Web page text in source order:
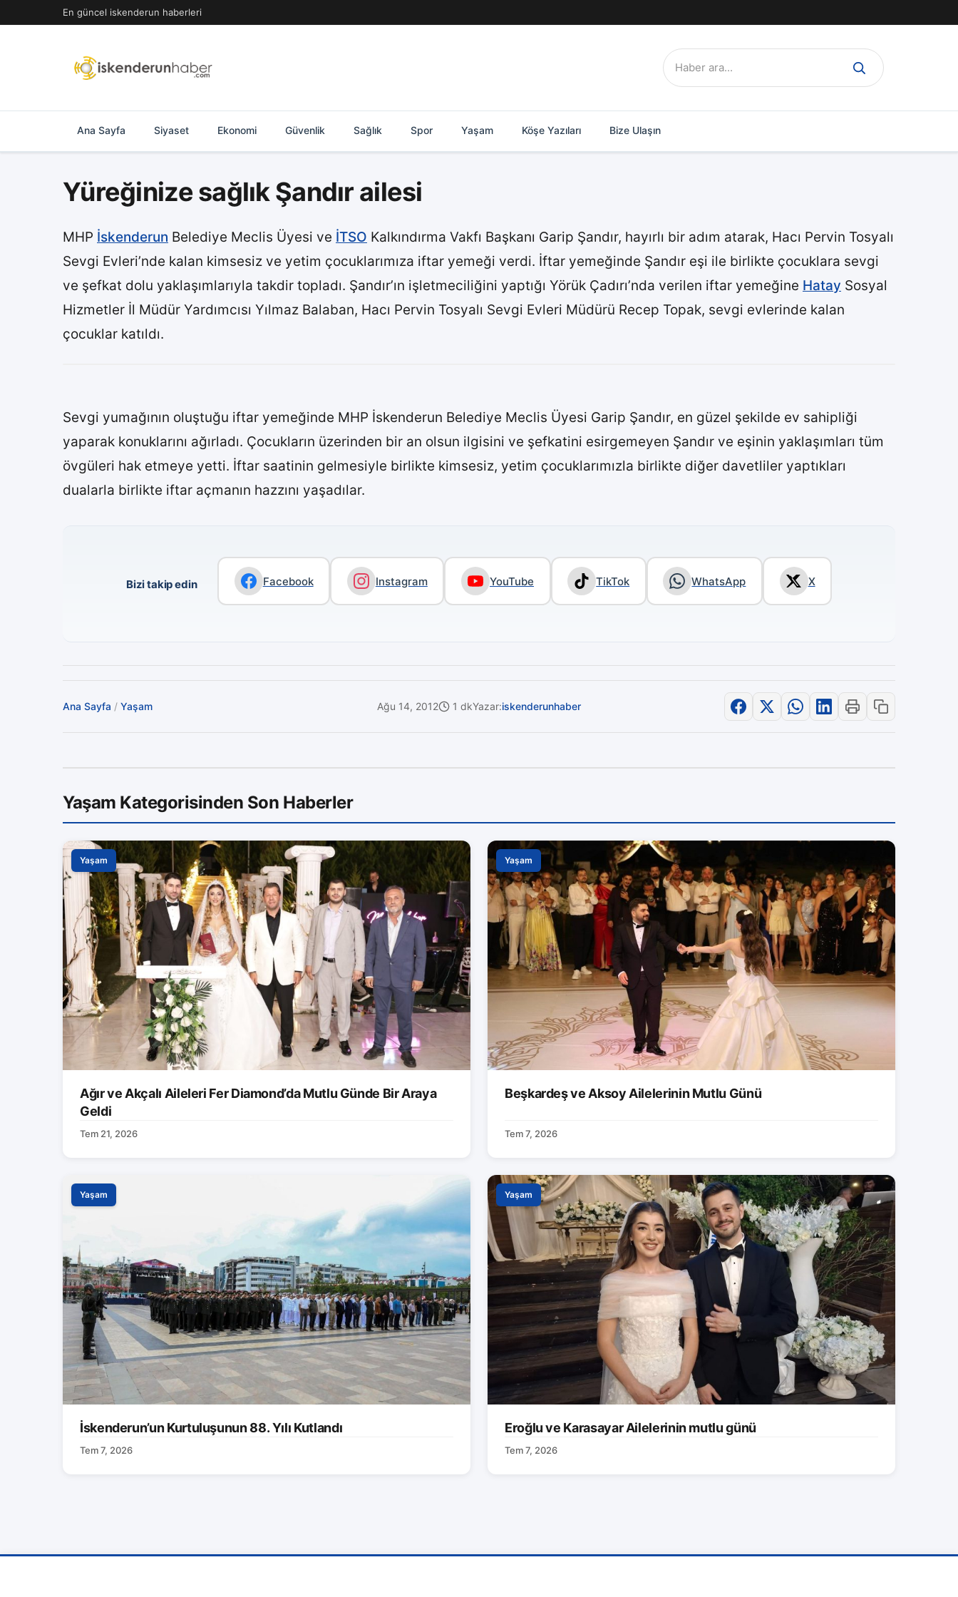
geç
En güncel iskenderun haberleri
Ara:
Ana Sayfa Siyaset Ekonomi Güvenlik Sağlık Spor Yaşam Köşe Yazıları Bize Ulaşın
Yüreğinize sağlık Şandır ailesi
MHP İskenderun Belediye Meclis Üyesi ve İTSO Kalkındırma Vakfı Başkanı Garip Şandır, hayırlı bir adım atarak, Hacı Pervin Tosyalı
Sevgi Evleri’nde kalan kimsesiz ve yetim çocuklarımıza iftar yemeği verdi. İftar yemeğinde Şandır eşi ile birlikte çocuklara sevgi
ve şefkat dolu yaklaşımlarıyla takdir topladı. Şandır’ın işletmeciliğini yaptığı Yörük Çadırı’nda verilen iftar yemeğine Hatay Sosyal
Hizmetler İl Müdür Yardımcısı Yılmaz Balaban, Hacı Pervin Tosyalı Sevgi Evleri Müdürü Recep Topak, sevgi evlerinde kalan
çocuklar katıldı.
Sevgi yumağının oluştuğu iftar yemeğinde MHP İskenderun Belediye Meclis Üyesi Garip Şandır, en güzel şekilde ev sahipliği
yaparak konuklarını ağırladı. Çocukların üzerinden bir an olsun ilgisini ve şefkatini esirgemeyen Şandır ve eşinin yaklaşımları tüm
övgüleri hak etmeye yetti. İftar saatinin gelmesiyle birlikte kimsesiz, yetim çocuklarımızla birlikte diğer davetliler yaptıkları
dualarla birlikte iftar açmanın hazzını yaşadılar.
Bizi takip edin Facebook Instagram YouTube TikTok WhatsApp X
Ana Sayfa / Yaşam Ağu 14, 2012 1 dkYazar:iskenderunhaber
Yaşam Kategorisinden Son Haberler
Yaşam
Ağır ve Akçalı Aileleri Fer Diamond’da Mutlu Günde Bir Araya
Geldi
Tem 21, 2026
Yaşam
Beşkardeş ve Aksoy Ailelerinin Mutlu Günü
Tem 7, 2026
Yaşam
İskenderun’un Kurtuluşunun 88. Yılı Kutlandı
Tem 7, 2026
Yaşam
Eroğlu ve Karasayar Ailelerinin mutlu günü
Tem 7, 2026